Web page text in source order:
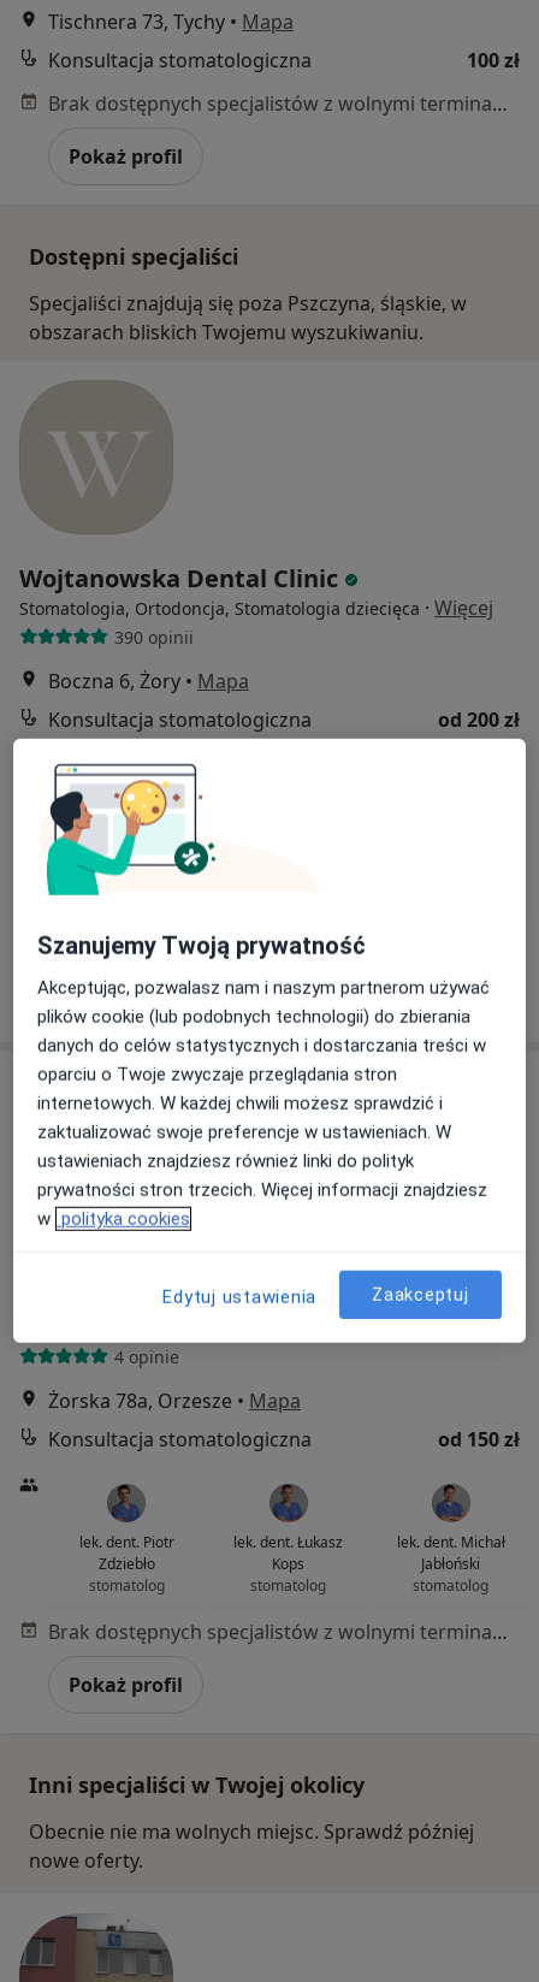
Tischnera 73, Tychy • Mapa
Konsultacja stomatologiczna
100 zł
Brak dostępnych specjalistów z wolnymi terminami w tym centrum medycznym.
Pokaż profil
Dostępni specjaliści
Specjaliści znajdują się poza Pszczyna, śląskie, w
obszarach bliskich Twojemu wyszukiwaniu.
Wojtanowska Dental Clinic
Stomatologia, Ortodoncja, Stomatologia dziecięca · Więcej
390 opinii
Boczna 6, Żory • Mapa
Konsultacja stomatologiczna
od 200 zł
lek. dent. Laura
Piotrowska
stomatolog
Pokaż profil
Stomatologia, Chirurgia stomatologiczna, Higienistyka
4 opinie
Żorska 78a, Orzesze • Mapa
Konsultacja stomatologiczna
od 150 zł
lek. dent. Piotr
Zdziebło
stomatolog
lek. dent. Łukasz
Kops
stomatolog
lek. dent. Michał
Jabłoński
stomatolog
Brak dostępnych specjalistów z wolnymi terminami w tym centrum medycznym.
Pokaż profil
Inni specjaliści w Twojej okolicy
Obecnie nie ma wolnych miejsc. Sprawdź później
nowe oferty.
Szanujemy Twoją prywatność
Akceptując, pozwalasz nam i naszym partnerom używać
plików cookie (lub podobnych technologii) do zbierania
danych do celów statystycznych i dostarczania treści w
oparciu o Twoje zwyczaje przeglądania stron
internetowych. W każdej chwili możesz sprawdzić i
zaktualizować swoje preferencje w ustawieniach. W
ustawieniach znajdziesz również linki do polityk
prywatności stron trzecich. Więcej informacji znajdziesz
w polityka cookies
Edytuj ustawienia Zaakceptuj